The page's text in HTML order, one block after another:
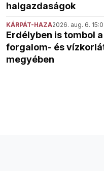
halgazdaságok
KÁRPÁT-HAZA2026. aug. 6.
Erdélyben is tombol
forgalom- és
megyében